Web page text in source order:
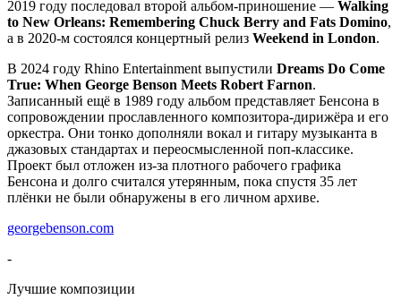
2019 году последовал второй альбом-приношение — Walking
to New Orleans: Remembering Chuck Berry and Fats Domino,
а в 2020-м состоялся концертный релиз Weekend in London.
В 2024 году Rhino Entertainment выпустили Dreams Do Come
True: When George Benson Meets Robert Farnon.
Записанный ещё в 1989 году альбом представляет Бенсона в
сопровождении прославленного композитора-дирижёра и его
оркестра. Они тонко дополняли вокал и гитару музыканта в
джазовых стандартах и переосмысленной поп-классике.
Проект был отложен из-за плотного рабочего графика
Бенсона и долго считался утерянным, пока спустя 35 лет
плёнки не были обнаружены в его личном архиве.
georgebenson.com
-
Лучшие композиции